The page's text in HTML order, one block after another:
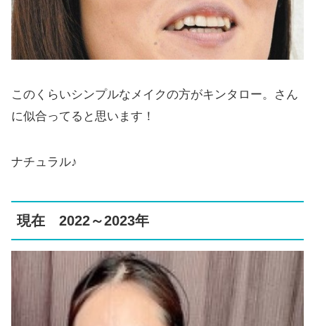
このくらいシンプルなメイクの方がキンタロー。さん
に似合ってると思います！
ナチュラル♪
現在 2022～2023年